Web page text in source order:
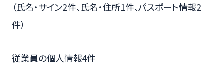
（氏名・サイン2件、氏名・住所1件、パスポート情報2
件）
従業員の個人情報4件